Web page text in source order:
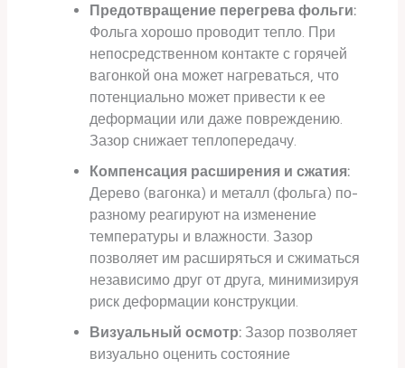
Предотвращение перегрева фольги:
Фольга хорошо проводит тепло. При
непосредственном контакте с горячей
вагонкой она может нагреваться, что
потенциально может привести к ее
деформации или даже повреждению.
Зазор снижает теплопередачу.
Компенсация расширения и сжатия:
Дерево (вагонка) и металл (фольга) по-
разному реагируют на изменение
температуры и влажности. Зазор
позволяет им расширяться и сжиматься
независимо друг от друга, минимизируя
риск деформации конструкции.
Визуальный осмотр:Зазор позволяет
визуально оценить состояние